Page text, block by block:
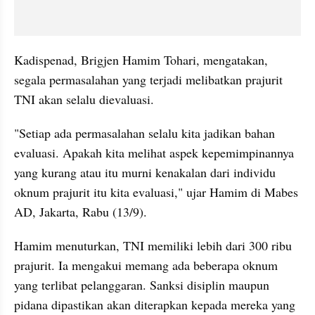
Kadispenad, Brigjen Hamim Tohari, mengatakan,
segala permasalahan yang terjadi melibatkan prajurit
TNI akan selalu dievaluasi.
"Setiap ada permasalahan selalu kita jadikan bahan
evaluasi. Apakah kita melihat aspek kepemimpinannya
yang kurang atau itu murni kenakalan dari individu
oknum prajurit itu kita evaluasi," ujar Hamim di Mabes
AD, Jakarta, Rabu (13/9).
Hamim menuturkan, TNI memiliki lebih dari 300 ribu
prajurit. Ia mengakui memang ada beberapa oknum
yang terlibat pelanggaran. Sanksi disiplin maupun
pidana dipastikan akan diterapkan kepada mereka yang